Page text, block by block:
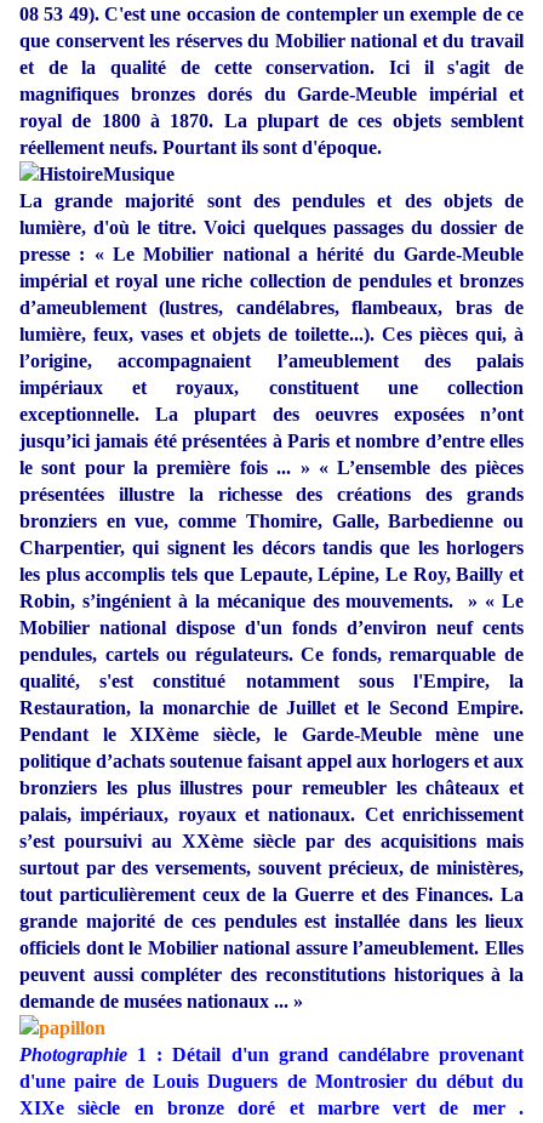
08 53 49). C'est une occasion de contempler un exemple de ce
que conservent les réserves du Mobilier national et du travail
et de la qualité de cette conservation. Ici il s'agit de
magnifiques bronzes dorés du Garde-Meuble impérial et
royal de 1800 à 1870. La plupart de ces objets semblent
réellement neufs. Pourtant ils sont d'époque.
La grande majorité sont des pendules et des objets de
lumière, d'où le titre. Voici quelques passages du dossier de
presse : « Le Mobilier national a hérité du Garde-Meuble
impérial et royal une riche collection de pendules et bronzes
d’ameublement (lustres, candélabres, flambeaux, bras de
lumière, feux, vases et objets de toilette...). Ces pièces qui, à
l’origine, accompagnaient l’ameublement des palais
impériaux et royaux, constituent une collection
exceptionnelle. La plupart des oeuvres exposées n’ont
jusqu’ici jamais été présentées à Paris et nombre d’entre elles
le sont pour la première fois ... » « L’ensemble des pièces
présentées illustre la richesse des créations des grands
bronziers en vue, comme Thomire, Galle, Barbedienne ou
Charpentier, qui signent les décors tandis que les horlogers
les plus accomplis tels que Lepaute, Lépine, Le Roy, Bailly et
Robin, s’ingénient à la mécanique des mouvements. » « Le
Mobilier national dispose d'un fonds d’environ neuf cents
pendules, cartels ou régulateurs. Ce fonds, remarquable de
qualité, s'est constitué notamment sous l'Empire, la
Restauration, la monarchie de Juillet et le Second Empire.
Pendant le XIXème siècle, le Garde-Meuble mène une
politique d’achats soutenue faisant appel aux horlogers et aux
bronziers les plus illustres pour remeubler les châteaux et
palais, impériaux, royaux et nationaux. Cet enrichissement
s’est poursuivi au XXème siècle par des acquisitions mais
surtout par des versements, souvent précieux, de ministères,
tout particulièrement ceux de la Guerre et des Finances. La
grande majorité de ces pendules est installée dans les lieux
officiels dont le Mobilier national assure l’ameublement. Elles
peuvent aussi compléter des reconstitutions historiques à la
demande de musées nationaux ... »
Photographie 1 : Détail d'un grand candélabre provenant
d'une paire de Louis Duguers de Montrosier du début du
XIXe siècle en bronze doré et marbre vert de mer .